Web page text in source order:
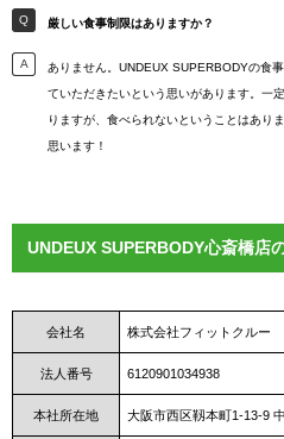
厳しい食事制限はありますか？
ありません。UNDEUX SUPERBODYの食
ていただきたいという思いがあります。一
りますが、食べられないということはあり
思います！
UNDEUX SUPERBODY心斎橋店
会社名 株式会社フィットクルー
法人番号 6120901034938
本社所在地 大阪市西区靱本町1-13-9